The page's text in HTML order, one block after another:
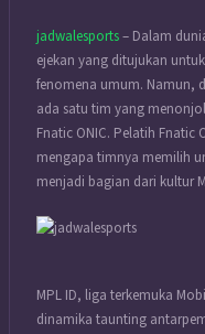
jadwalesports– Dalam
ejekan yang ditujukan
fenomena umum. Namun,
ada satu tim yang
Fnatic ONIC. Pelatih Fnatic
mengapa timnya memilih
menjadi bagian dari kultur
MPL ID, liga terkemuka
dinamika taunting